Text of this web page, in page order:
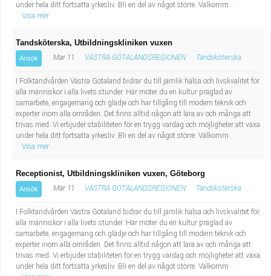
under hela ditt fortsatta yrkesliv. Bli en del av något större. Välkomm...
Visa mer
Tandsköterska, Utbildningskliniken vuxen
Ansök Mar 11 VÄSTRA GÖTALANDSREGIONEN Tandsköterska
I Folktandvården Västra Götaland bidrar du till jämlik hälsa och livskvalitet för
alla människor i alla livets stunder. Här möter du en kultur präglad av
samarbete, engagemang och glädje och har tillgång till modern teknik och
experter inom alla områden. Det finns alltid någon att lära av och många att
trivas med. Vi erbjuder stabiliteten för en trygg vardag och möjligheter att växa
under hela ditt fortsatta yrkesliv. Bli en del av något större. Välkomm...
Visa mer
Receptionist, Utbildningskliniken vuxen, Göteborg
Ansök Mar 11 VÄSTRA GÖTALANDSREGIONEN Tandsköterska
I Folktandvården Västra Götaland bidrar du till jämlik hälsa och livskvalitet för
alla människor i alla livets stunder. Här möter du en kultur präglad av
samarbete, engagemang och glädje och har tillgång till modern teknik och
experter inom alla områden. Det finns alltid någon att lära av och många att
trivas med. Vi erbjuder stabiliteten för en trygg vardag och möjligheter att växa
under hela ditt fortsatta yrkesliv. Bli en del av något större. Välkomm...